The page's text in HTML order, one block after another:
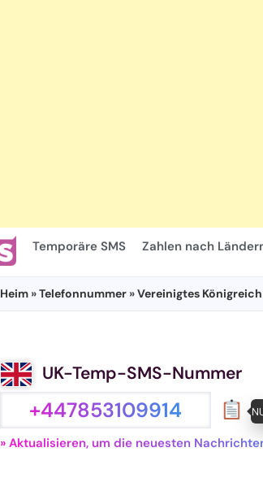
Temporäre SMS Zahlen nach
Heim »Telefonnummer »Vereinigtes Königreich
UK-Temp-SMS-Nummer
+447853109914
» Aktualisieren, um die neuesten